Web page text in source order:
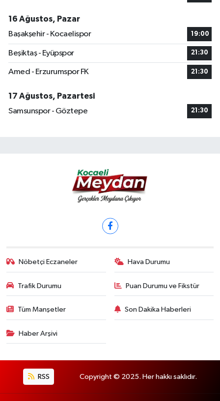
16 Ağustos, Pazar
Başakşehir - Kocaelispor
19:00
Beşiktaş - Eyüpspor 21:30
Amed - Erzurumspor FK 21:30
17 Ağustos, Pazartesi
Samsunspor - Göztepe
21:30
Nöbetçi Eczaneler Hava Durumu
Trafik Durumu Puan Durumu ve Fikstür
Tüm Manşetler Son Dakika Haberleri
Haber Arşivi
RSS Copyright © 2025. Her hakkı saklıdır.